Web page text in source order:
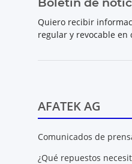
Quiero recibir
regular y revocable
AFATEK AG
Comunicados de
¿Qué repuestos